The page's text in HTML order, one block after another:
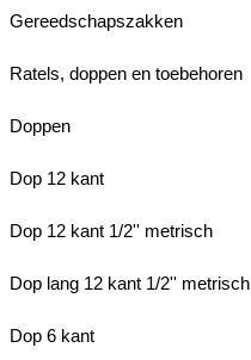
Gereedschapszakken
Ratels, doppen en toebehoren
Doppen
Dop 12 kant
Dop 12 kant 1/2'' metrisch
Dop lang 12 kant 1/2'' metrisch
Dop 6 kant